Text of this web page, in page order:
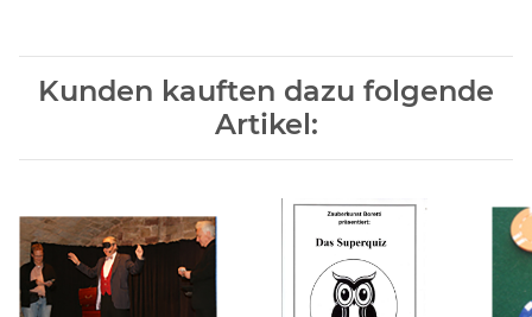
Kunden kauften dazu folgende
Artikel: